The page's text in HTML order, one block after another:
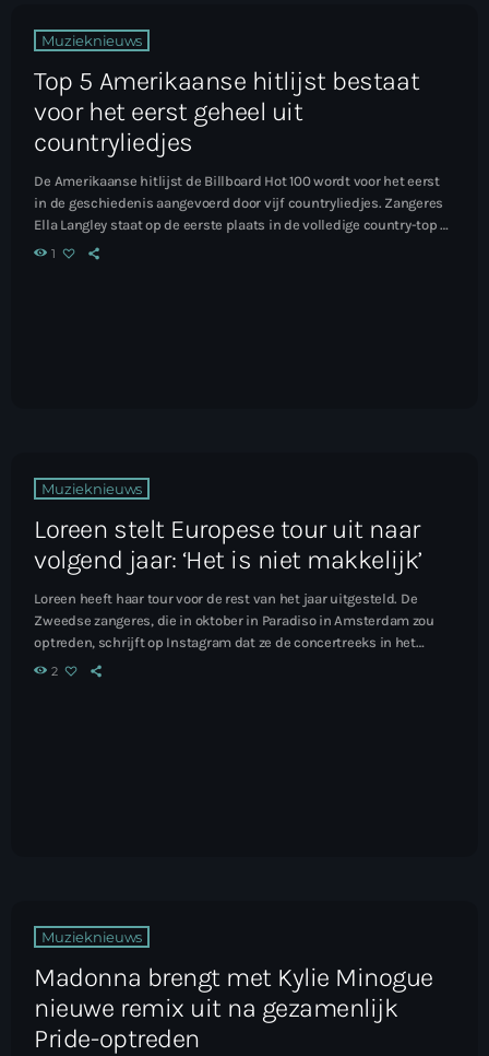
Muzieknieuws
Top 5 Amerikaanse hitlijst bestaat
voor het eerst geheel uit
countryliedjes
De Amerikaanse hitlijst de Billboard Hot 100 wordt voor het eerst
in de geschiedenis aangevoerd door vijf countryliedjes. Zangeres
Ella Langley staat op de eerste plaats in de volledige country-top 5
met haar hit Choosin' Texas, gevolgd door Morgan Wallen. Lees het
1
Muzieknieuws
Loreen stelt Europese tour uit naar
volgend jaar: ‘Het is niet makkelijk’
Loreen heeft haar tour voor de rest van het jaar uitgesteld. De
Zweedse zangeres, die in oktober in Paradiso in Amsterdam zou
optreden, schrijft op Instagram dat ze de concertreeks in het
voorjaar van 2027 zal inhalen. Lees het hele artikel...
2
Muzieknieuws
Madonna brengt met Kylie Minogue
nieuwe remix uit na gezamenlijk
Pride-optreden